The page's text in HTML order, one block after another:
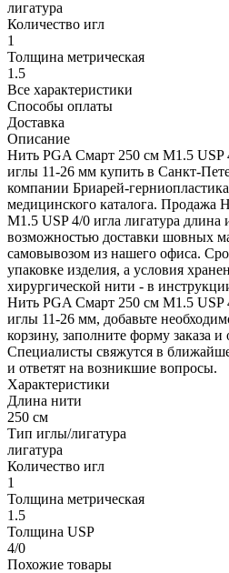
лигатура
Количество игл
1
Толщина метрическая
1.5
Все характеристики
Способы оплаты
Доставка
Описание
Нить PGA Смарт 250 см М1.5 USP
иглы 11-26 мм купить в Санкт-
компании Бриарей-
медицинского каталога. Продажа
М1.5 USP 4/0 игла лигатура длина
возможностью доставки шовных
самовывозом из нашего офиса.
упаковке изделия, а условия
хирургической нити - в
Нить PGA Смарт 250 см М1.5 USP
иглы 11-26 мм, добавьте
корзину, заполните форму заказа и
Специалисты свяжутся в
и ответят на возникшие вопросы.
Характеристики
Длина нити
250 см
Тип иглы/лигатура
лигатура
Количество игл
1
Толщина метрическая
1.5
Толщина USP
4/0
Похожие товары